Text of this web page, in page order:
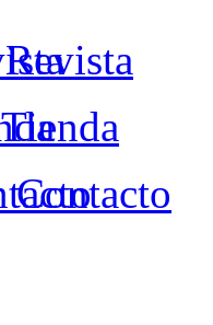
Revista
Tienda
Contacto